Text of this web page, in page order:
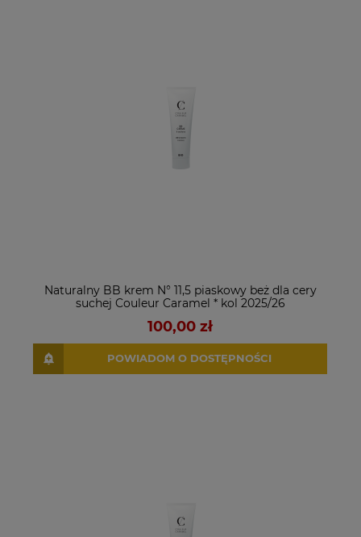
Naturalny BB krem N° 11,5 piaskowy beż dla cery
suchej Couleur Caramel * kol 2025/26
100,00 zł
POWIADOM O DOSTĘPNOŚCI